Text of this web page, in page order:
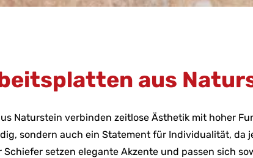
aus
Naturstein verbinden zeitlose Ästhetik mit hoher
sondern auch ein Statement für Individualität, da
Schiefer setzen elegante Akzente und passen sich